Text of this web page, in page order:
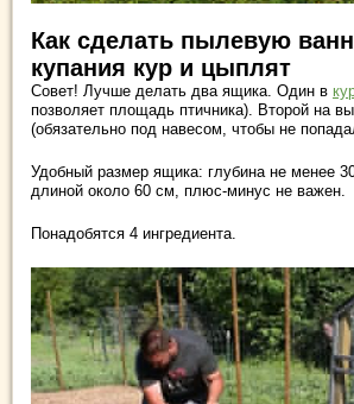
Как сделать пылевую
купания кур и цыплят
Совет! Лучше делать два ящика. Один в
позволяет площадь птичника). Второй на
(обязательно под навесом, чтобы не
Удобный размер ящика: глубина не менее
длиной около 60 см, плюс-минус не важен.
Понадобятся 4 ингредиента.